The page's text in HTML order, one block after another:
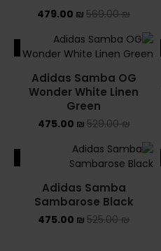
569.00₪
479.00 ₪
Adidas Samba OG
Wonder White Linen
Green
529.00₪
475.00 ₪
SALE
Adidas Samba
Sambarose Black
525.00₪
475.00 ₪